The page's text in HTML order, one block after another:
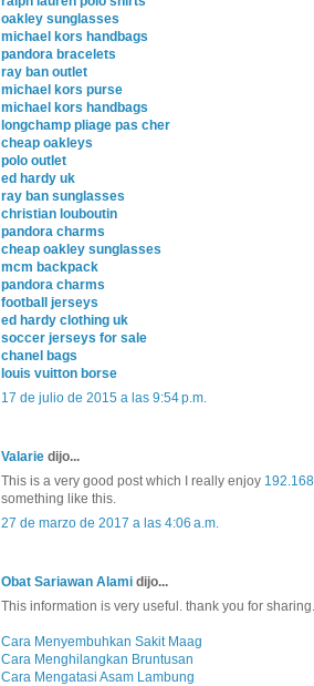
oakley sunglasses
michael kors handbags
pandora bracelets
ray ban outlet
michael kors purse
michael kors handbags
longchamp pliage pas cher
cheap oakleys
polo outlet
ed hardy uk
ray ban sunglasses
christian louboutin
pandora charms
cheap oakley sunglasses
mcm backpack
pandora charms
football jerseys
ed hardy clothing uk
soccer jerseys for sale
chanel bags
louis vuitton borse
17 de julio de 2015 a las 9:54 p.m.
Valarie dijo...
This is a very good post which I really enjoy
something like this.
27 de marzo de 2017 a las 4:06 a.m.
Obat Sariawan Alami dijo...
This information is very useful. thank you for
Cara Menyembuhkan Sakit Maag
Cara Menghilangkan Bruntusan
Cara Mengatasi Asam Lambung